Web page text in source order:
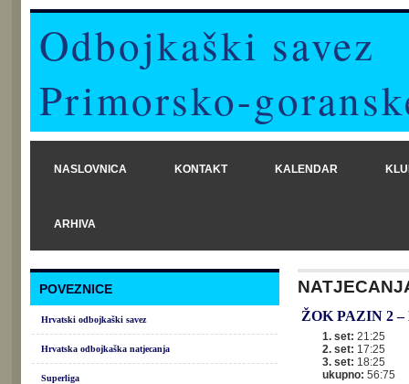
Odbojkaški savez
Primorsko-
NASLOVNICA KONTAKT KALENDAR
ARHIVA
POVEZNICE
Hrvatski odbojkaški savez
Hrvatska odbojkaška natjecanja
Superliga
ŽOK PAZIN 2–
1. set: 21:25
2. set: 17:25
3. set: 18:25
ukupno: 56:75